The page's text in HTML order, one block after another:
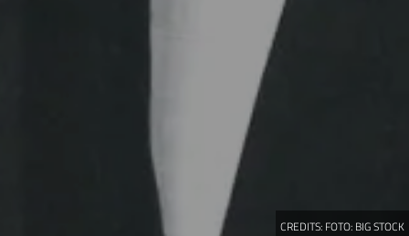
CREDITS: FOTO: BIG STOCK